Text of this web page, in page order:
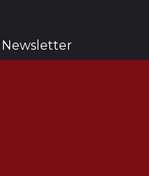
Newsletter